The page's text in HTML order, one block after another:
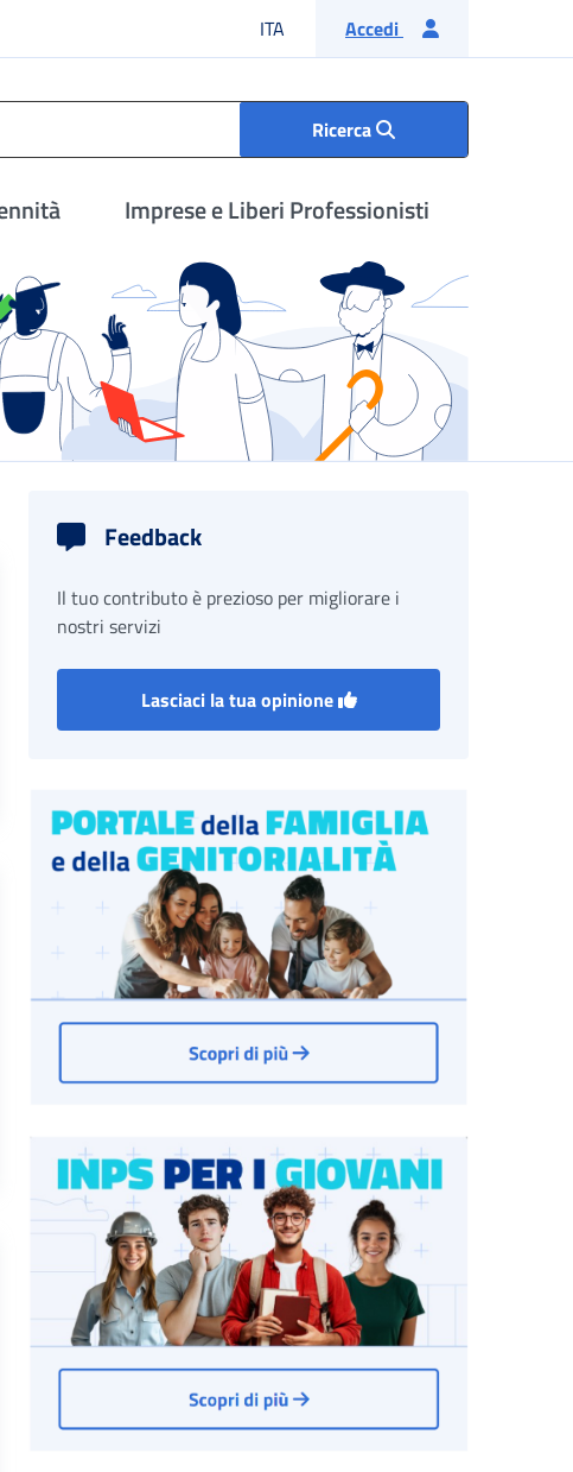
ITA Lingua italiana
Accedi
Ricerca
Imprese e Liberi Professionisti
Feedback
Il tuo contributo è prezioso per migliorare i
nostri servizi
Lasciaci la tua opinione